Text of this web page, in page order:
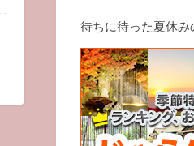
待ちに待った夏休み